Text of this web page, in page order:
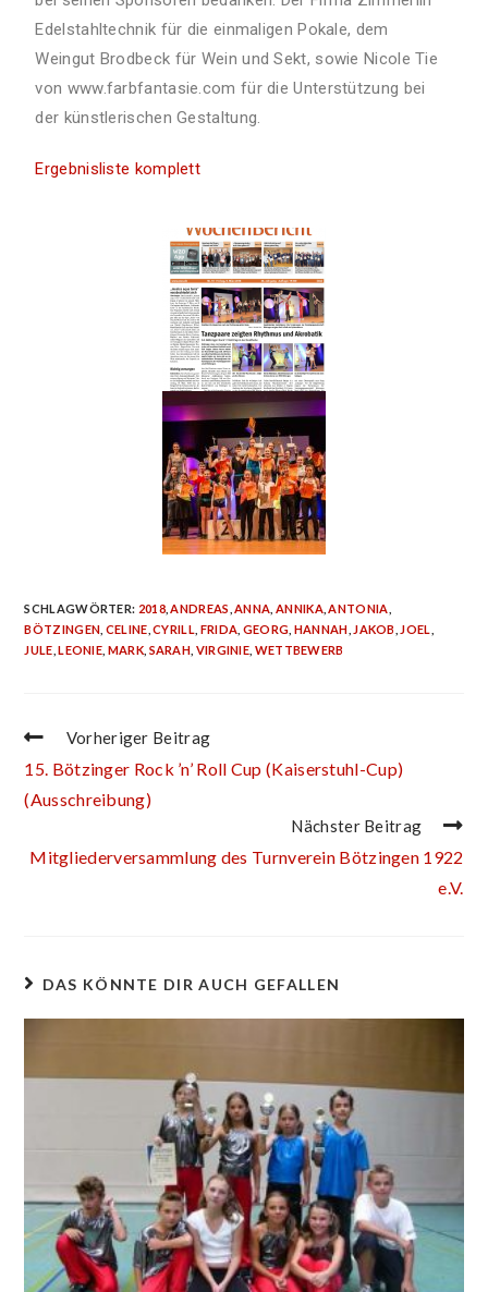
Edelstahltechnik für die einmaligen Pokale, dem
Weingut Brodbeck für Wein und Sekt, sowie Nicole Tie
von www.farbfantasie.com für die Unterstützung bei
der künstlerischen Gestaltung.
Ergebnisliste komplett
SCHLAGWÖRTER: 2018, ANDREAS ANNA ANNIKA, ANTONIA
BÖTZINGEN CELINE CYRILL FRIDA GEORG HANNAH JAKOB JOEL
JULE LEONIE MARK, SARAH VIRGINIE WETTBEWERB
Vorheriger Beitrag
15. Bötzinger Rock ’n’ Roll Cup (Kaiserstuhl-Cup)
(Ausschreibung)
Nächster Beitrag
Mitgliederversammlung des Turnverein Bötzingen 1922
e.V.
DAS KÖNNTE DIR AUCH GEFALLEN